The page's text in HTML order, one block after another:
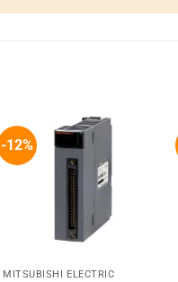
-12%
MITSUBISHI ELECTRIC